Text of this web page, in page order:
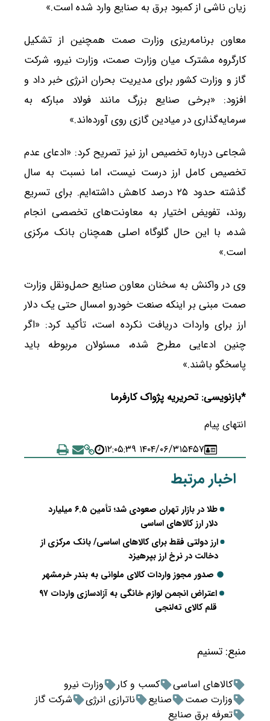
زیان ناشی از کمبود برق به صنایع وارد شده است.»
معاون برنامه‌ریزی وزارت صمت همچنین از تشکیل
کارگروه مشترک میان وزارت صمت، وزارت نیرو، شرکت
گاز و وزارت کشور برای مدیریت بحران انرژی خبر داد و
افزود: «برخی صنایع بزرگ مانند فولاد مبارکه به
سرمایه‌گذاری در میادین گازی روی آورده‌اند.»
شجاعی درباره تخصیص ارز نیز تصریح کرد: «ادعای عدم
تخصیص کامل ارز درست نیست، اما نسبت به سال
گذشته حدود ۲۵ درصد کاهش داشته‌ایم. برای تسریع
روند، تفویض اختیار به معاونت‌های تخصصی انجام
شده، با این حال گلوگاه اصلی همچنان بانک مرکزی
است.»
وی در واکنش به سخنان معاون صنایع حمل‌ونقل وزارت
صمت مبنی بر اینکه صنعت خودرو امسال حتی یک دلار
ارز برای واردات دریافت نکرده است، تأکید کرد: «اگر
چنین ادعایی مطرح شده، مسئولان مربوطه باید
پاسخگو باشند.»
*بازنویسی: تحریریه پژواک کارفرما
انتهای پیام
۵۴۵۷۱۴۰۴/۰۶/۳۱ ۱۲:۰۵:۳۹
اخبار مرتبط
طلا در بازار تهران صعودی شد؛ تأمین ۶.۵ میلیارد
دلار ارز کالاهای اساسی
ارز دولتی فقط برای کالاهای اساسی/ بانک مرکزی از
دخالت در نرخ ارز بپرهیزد
صدور مجوز واردات کالای ملوانی به بندر خرمشهر
اعتراض انجمن لوازم خانگی به آزادسازی واردات ۹۷
قلم کالای ته‌لنجی
منبع: تسنیم
کالاهای اساسی کسب و کار
وزارت نیرو
وزارت صمت
صنایع ناترازی انرژی
شرکت گاز
تعرفه برق صنایع